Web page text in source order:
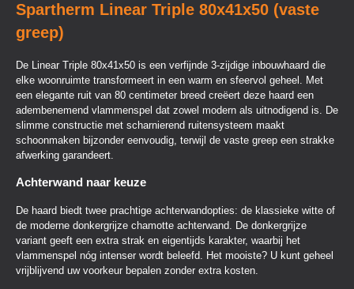
Spartherm Linear Triple 80x41x50 (vaste
greep)
De Linear Triple 80x41x50 is een verfijnde 3-zijdige inbouwhaard die
elke woonruimte transformeert in een warm en sfeervol geheel. Met
een elegante ruit van 80 centimeter breed creëert deze haard een
adembenemend vlammenspel dat zowel modern als uitnodigend is. De
slimme constructie met scharnierend ruitensysteem maakt
schoonmaken bijzonder eenvoudig, terwijl de vaste greep een strakke
afwerking garandeert.
Achterwand naar keuze
De haard biedt twee prachtige achterwandopties: de klassieke witte of
de moderne donkergrijze chamotte achterwand. De donkergrijze
variant geeft een extra strak en eigentijds karakter, waarbij het
vlammenspel nóg intenser wordt beleefd. Het mooiste? U kunt geheel
vrijblijvend uw voorkeur bepalen zonder extra kosten.